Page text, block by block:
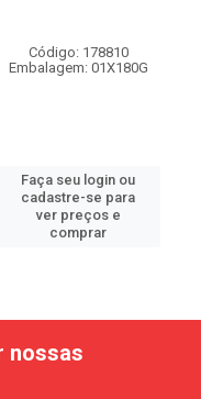
Código: 178810
Embalagem: 01X180G
Faça seu login ou
cadastre-se para
ver preços e
comprar
nossas